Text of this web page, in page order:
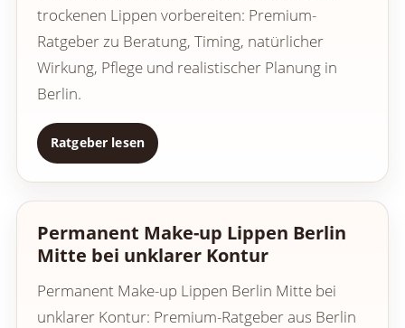
trockenen Lippen vorbereiten: Premium-
Ratgeber zu Beratung, Timing, natürlicher
Wirkung, Pflege und realistischer Planung in
Berlin.
Ratgeber lesen
Permanent Make-up Lippen Berlin
Mitte bei unklarer Kontur
Permanent Make-up Lippen Berlin Mitte bei
unklarer Kontur: Premium-Ratgeber aus Berlin